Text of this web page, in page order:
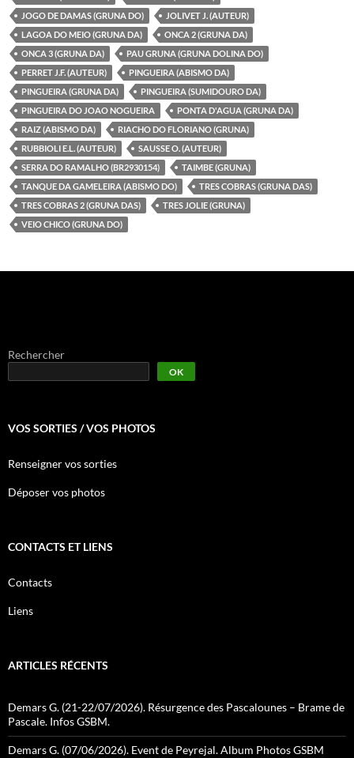
JOGO DE DAMAS (GRUNA DO)
JOLIVET J. (AUTEUR)
LAGOA DO MEIO (GRUNA DA)
ONCA 2 (GRUNA DA)
ONCA 3 (GRUNA DA)
PAU GRUNA (GRUNA DOLINA DO)
PERRET J.F. (AUTEUR)
PINGUEIRA (ABISMO DA)
PINGUEIRA (GRUNA DA)
PINGUEIRA (SUMIDOURO DA)
PINGUEIRA DO JOAO NOGUEIRA
PONTA D'AGUA (GRUNA DA)
RAIZ (ABISMO DA)
RIACHO DO FLORIANO (GRUNA)
RUBBIOLI E.L. (AUTEUR)
SAUSSE O. (AUTEUR)
SERRA DO RAMALHO (BR2930154)
TAIMBE (GRUNA)
TANQUE DA GAMELEIRA (ABISMO DO)
TRES COBRAS (GRUNA DAS)
TRES COBRAS 2 (GRUNA DAS)
TRES JOLIE (GRUNA)
VEIO CHICO (GRUNA DO)
Rechercher
OK
VOS SORTIES / VOS PHOTOS
Renseigner vos sorties
Déposer vos photos
CONTACTS ET LIENS
Contacts
Liens
ARTICLES RÉCENTS
Demars G. (21-22/07/2026). Résurgence des Pascalounes – Brame de
Pascale. Infos GSBM.
Demars G. (07/06/2026). Event de Peyrejal. Album Photos GSBM